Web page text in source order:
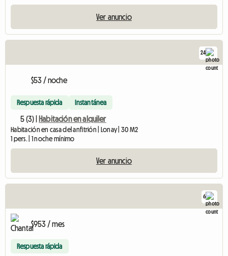
Ver anuncio
24
$53 / noche
Respuesta rápida Instantánea
5 (3) | Habitación en alquiler
Habitación en casa del anfitrión | Lonay | 30 M2
1 pers. | 1 noche mínimo
Ver anuncio
6
$953 / mes
Respuesta rápida